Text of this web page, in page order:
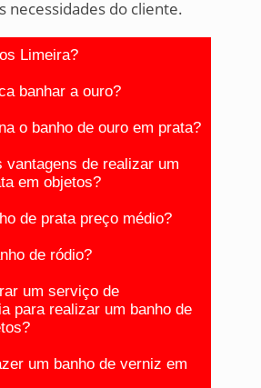
necessidades do cliente.
Limeira?
banhar a ouro?
o banho de ouro em prata?
vantagens de realizar um
em objetos?
de prata preço médio?
de ródio?
um serviço de
para realizar um banho de
um banho de verniz em